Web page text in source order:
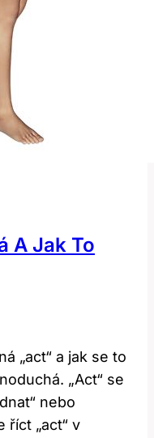
A Jak To
„act“ a jak se to
„Act“ se
nebo
říct „act“ v